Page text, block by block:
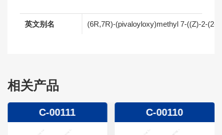
英文别名 (6R,7R)-(pivaloyloxy)methyl 7-((Z)-2-(2-
相关产品
C-00111 C-00110